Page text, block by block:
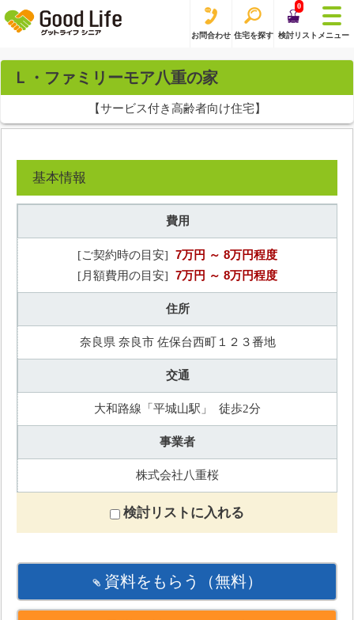
お問合わせ 住宅を探す
0
検討リスト メニュー
Ｌ・ファミリーモア八重の家
【サービス付き高齢者向け住宅】
基本情報
費用
[ご契約時の目安] 7万円 ～ 8万円程度
[月額費用の目安] 7万円 ～ 8万円程度
住所
奈良県 奈良市 佐保台西町１２３番地
交通
大和路線「平城山駅」 徒歩2分
事業者
株式会社八重桜
検討リストに入れる
資料をもらう （無料）